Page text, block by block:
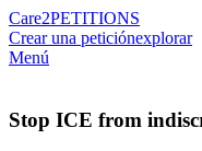
Care2PETITIONS
Crear una peticiónexplorar
Menú
Stop ICE from